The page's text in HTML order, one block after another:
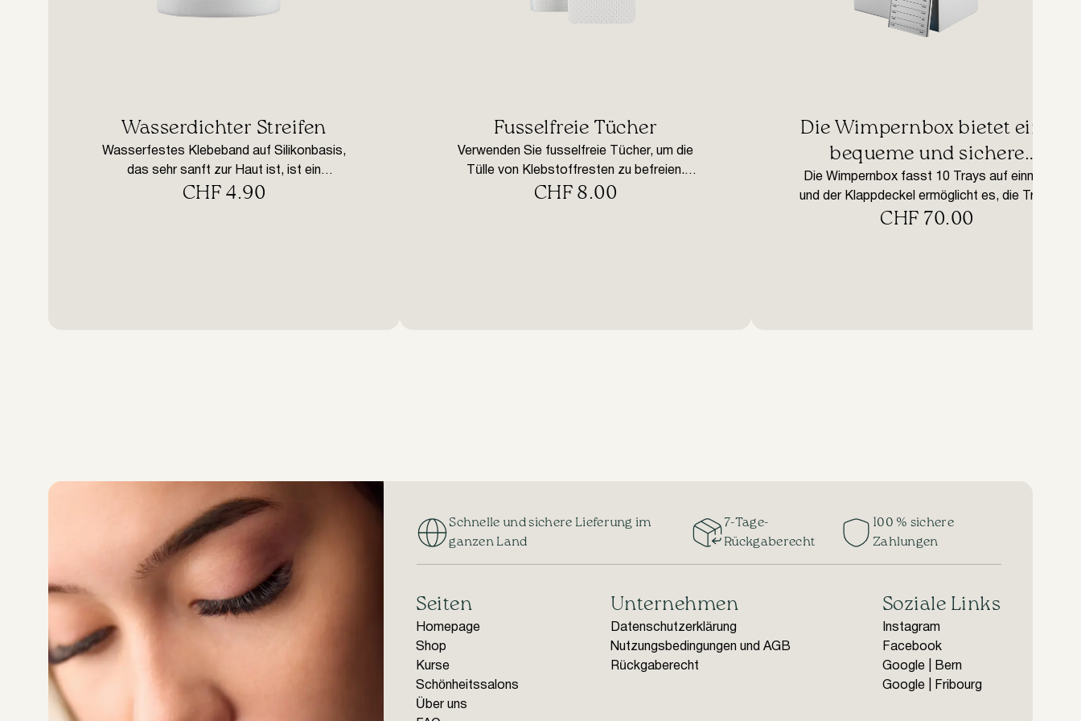
​Wasserdichter Streifen
Wasserfestes Klebeband auf Silikonbasis,
das sehr sanft zur Haut ist, ist ein
unverzichtbares Material zum Schutz des
CHF 4.90
Fusselfreie Tücher
Verwenden Sie fusselfreie Tücher, um die
Tülle von Klebstoffresten zu befreien.
Wischen Sie die Düse des Wimpernklebers
CHF 8.00
​Die Wimpernbox bietet eine
bequeme und sichere
Aufbewahrung für Ihre
Wimperntrays
Die Wimpernbox fasst 10 Trays auf einmal,
und der Klappdeckel ermöglicht es, die Trays
vor Umwelteinflüssen zu schützen. Das
CHF 70.00
Schnelle und sichere Lieferung im
ganzen Land
7-Tage-
Rückgaberecht
100 % sichere
Zahlungen
Seiten
Homepage
Shop
Kurse
Schönheitssalons
Über uns
Unternehmen
Datenschutzerklärung
Nutzungsbedingungen und AGB
Rückgaberecht
Soziale Links
Instagram
Facebook
Google | Bern
Google | Fribourg